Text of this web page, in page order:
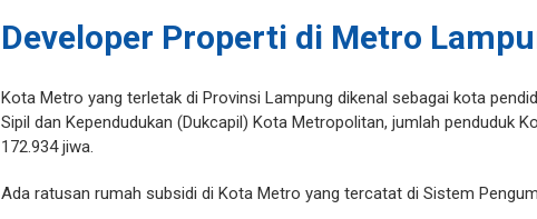
Developer Properti di Metro
Kota Metro yang terletak di Provinsi Lampung dikenal sebagai kota
Sipil dan Kependudukan (Dukcapil) Kota Metropolitan, jumlah penduduk
172.934 jiwa.
Ada ratusan rumah subsidi di Kota Metro yang tercatat di Sistem